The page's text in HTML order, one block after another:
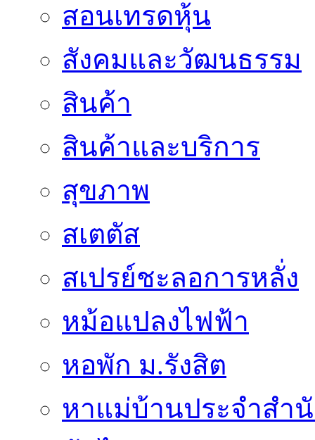
สอนเทรดหุ้น
สังคมและวัฒนธรรม
สินค้า
สินค้าและบริการ
สุขภาพ
สเตตัส
สเปรย์ชะลอการหลั่ง
หม้อแปลงไฟฟ้า
หอพัก ม.รังสิต
หาแม่บ้านประจำสำ